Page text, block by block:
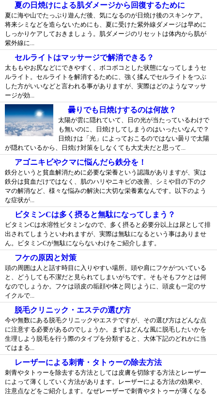
夏の日焼けによる肌ダメージから回復するために
夏に海や山でたっぷり遊んだ後、気になるのが日焼け後のスキンケア。
将来シミなどを造らないためにも、夏に受けた紫外線ダメージは早めに
しっかりケアしておきましょう。肌ダメージのリセットは体内から肌が
紫外線に...
セルライトはマッサージで解消できる？
太ももやお尻などにできやすく、ボコボコとした状態になってしまうセ
ルライト。セルライトを解消するために、強く揉んでセルライトをつぶ
した方がいいなどと言われる事がありますが、実際はどのようなマッサ
ージが効...
曇りでも日焼けするのは何故？
太陽が雲に隠れていて、日の光が当たっているわけで
も無いのに、日焼けしてしまうのはいったいなんで？
日焼けは「光」によっておこるのではない曇りで太陽
が隠れているから、日焼け対策をしなくても大丈夫だと思って...
アゴニキビやクマに悩んだら鉄分を！
鉄分というと貧血解消ために必要な栄養という認識がありますが、実は
鉄分は貧血だけではなく、肌のハリやニキビの改善、シミや目の下のク
マの解消など、様々な悩みの解決に大切な栄養素なんです。以下のよう
な症状が...
ビタミンCは多く摂ると無駄になってしまう？
ビタミンCは水溶性ビタミンなので、多く摂ると必要分以上は尿として排
出されてしまうといわれますが、実際は無駄になるという事はありませ
ん。ビタミンCが無駄にならないわけをご紹介します。
フケの原因と対策
頭の周囲は人と話す時目に入りやすい場所。頭や肩にフケがついている
と、どうしても不潔だと見られてしまいがちです。そもそもフケとは何
なのでしょうか。フケは頭皮の垢顔や体と同じように、頭皮も一定のサ
イクルで...
脱毛クリニック・エステの選び方
今や無数にある脱毛クリニックやエステですが、その選び方はどんな点
に注意する必要があるのでしょうか。まずはどんな風に脱毛したいかを
生理しよう脱毛を行う際のタイプを分類すると、大体下記のどれかに当
てはまる...
レーザーによる刺青・タトゥーの除去方法
刺青やタトゥーを除去する方法としては皮膚を切除する方法とレーザー
によって薄くしていく方法があります。レーザーによる方法の効果や、
注意点などをご紹介します。なぜレーザーで刺青やタトゥーが薄くなる